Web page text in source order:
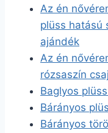
Az én
plüss hatású
ajándék
Az én
rózsaszín
Baglyos
Bárányos
Bárányos